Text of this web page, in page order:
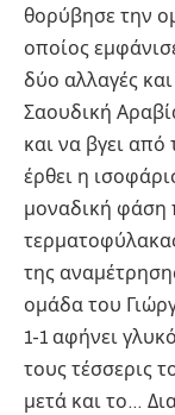
θορύβησε την
οποίος
δύο αλλαγές
Σαουδική
και να βγει
έρθει η
μοναδική φάση
της
ομάδα του
1-1 αφήνει
τους τέσσερις
μετά και το…